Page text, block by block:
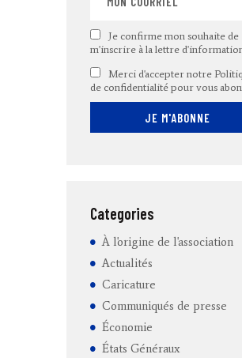
Je confirme mon souhaite de
m'inscrire à la lettre
Merci d'accepter notre
de confidentialité pour vous
Categories
À l'origine de l'association
Actualités
Caricature
Communiqués de presse
Économie
États Généraux